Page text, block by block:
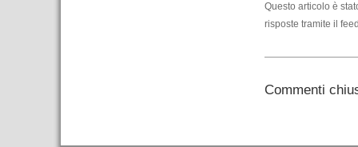
Questo articolo è
risposte tramite il
Commenti